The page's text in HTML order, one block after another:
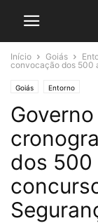
Início Goiás
convocação dos 500
Goiás Entorno
dos 500